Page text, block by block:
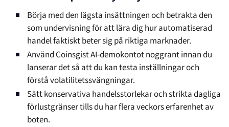
Börja med den lägsta insättningen och betrakta den
som undervisning för att lära dig hur automatiserad
handel faktiskt beter sig på riktiga marknader.
Använd Coinsgist AI-demokontot noggrant innan du
lanserar det så att du kan testa inställningar och
förstå volatilitetssvängningar.
Sätt konservativa handelsstorlekar och strikta dagliga
förlustgränser tills du har flera veckors erfarenhet av
boten.